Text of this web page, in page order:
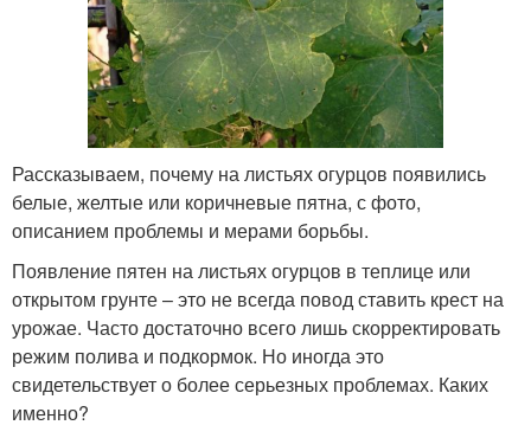
Рассказываем, почему на листьях огурцов появились
белые, желтые или коричневые пятна, с фото,
описанием проблемы и мерами борьбы.
Появление пятен на листьях огурцов в теплице или
открытом грунте – это не всегда повод ставить крест на
урожае. Часто достаточно всего лишь скорректировать
режим полива и подкормок. Но иногда это
свидетельствует о более серьезных проблемах. Каких
именно?